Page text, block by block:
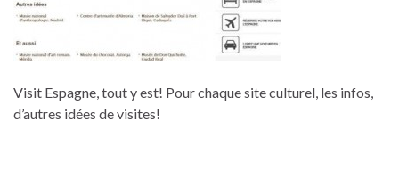
Visit Espagne, tout y est! Pour chaque site culturel, les infos,
d’autres idées de visites!